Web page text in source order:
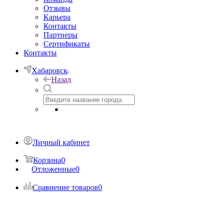
Отзывы
Карьера
Контакты
Партнеры
Сертификаты
Контакты
Хабаровск
Назад
Личный кабинет
Корзина0
Отложенные0
Сравнение товаров0